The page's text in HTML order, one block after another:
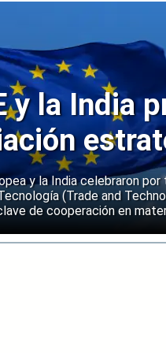
y la India
y la India celebraron
(Trade and
de cooperación en